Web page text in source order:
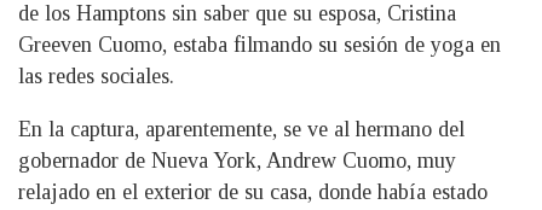
de los Hamptons sin saber que su esposa, Cristina
Greeven Cuomo, estaba filmando su sesión de yoga en
las redes sociales.
En la captura, aparentemente, se ve al hermano del
gobernador de Nueva York, Andrew Cuomo, muy
relajado en el exterior de su casa, donde había estado